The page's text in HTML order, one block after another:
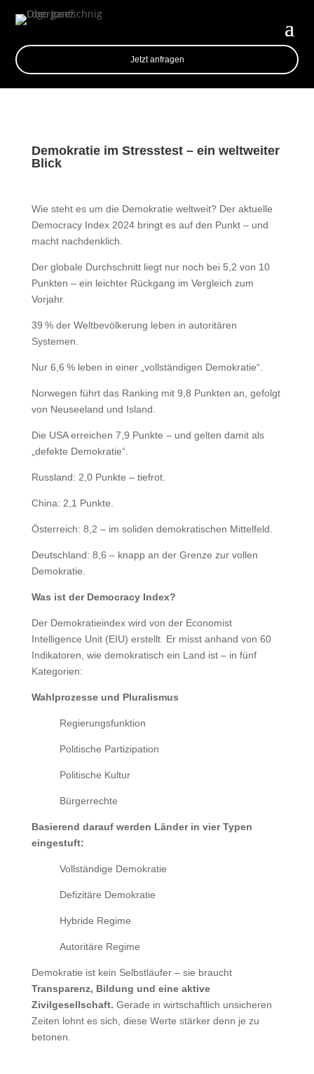
Jetzt anfragen
Demokratie im Stresstest – ein weltweiter
Blick
Wie steht es um die Demokratie weltweit? Der aktuelle
Democracy Index 2024 bringt es auf den Punkt – und
macht nachdenklich.
Der globale Durchschnitt liegt nur noch bei 5,2 von 10
Punkten – ein leichter Rückgang im Vergleich zum
Vorjahr.
39 % der Weltbevölkerung leben in autoritären
Systemen.
Nur 6,6 % leben in einer „vollständigen Demokratie“.
Norwegen führt das Ranking mit 9,8 Punkten an, gefolgt
von Neuseeland und Island.
Die USA erreichen 7,9 Punkte – und gelten damit als
„defekte Demokratie“.
Russland: 2,0 Punkte – tiefrot.
China: 2,1 Punkte.
Österreich: 8,2 – im soliden demokratischen Mittelfeld.
Deutschland: 8,6 – knapp an der Grenze zur vollen
Demokratie.
Was ist der Democracy Index?
Der Demokratieindex wird von der Economist
Intelligence Unit (EIU) erstellt. Er misst anhand von 60
Indikatoren, wie demokratisch ein Land ist – in fünf
Kategorien:
Wahlprozesse und Pluralismus
Regierungsfunktion
Politische Partizipation
Politische Kultur
Bürgerrechte
Basierend darauf werden Länder in vier Typen
eingestuft:
Vollständige Demokratie
Defizitäre Demokratie
Hybride Regime
Autoritäre Regime
Demokratie ist kein Selbstläufer – sie braucht
Transparenz, Bildung und eine aktive
Zivilgesellschaft. Gerade in wirtschaftlich unsicheren
Zeiten lohnt es sich, diese Werte stärker denn je zu
betonen.